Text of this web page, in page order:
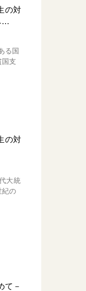
の対
…
る国
国支
の対
大統
紀の
て－